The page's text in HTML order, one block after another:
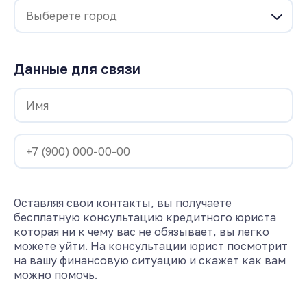
Данные для связи
Оставляя свои контакты, вы получаете
бесплатную консультацию кредитного юриста
которая ни к чему вас не обязывает, вы легко
можете уйти. На консультации юрист посмотрит
на вашу финансовую ситуацию и скажет как вам
можно помочь.